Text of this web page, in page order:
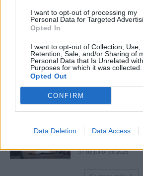
I want to opt-out of processing my
Personal Data for Targeted
Opted In
I want to opt-out of Collection, Use,
Retention, Sale, and/or Sharing of
Personal Data that Is Unrelated
Purposes for which it was collected.
Opted Out
CONFIRM
Data Deletion Data Access
termini de les
dels terrenys de
Amposta recupera
i culmina un
gastronomia
6 d'agost de 2026
enguany amb
31 de juliol de 2026